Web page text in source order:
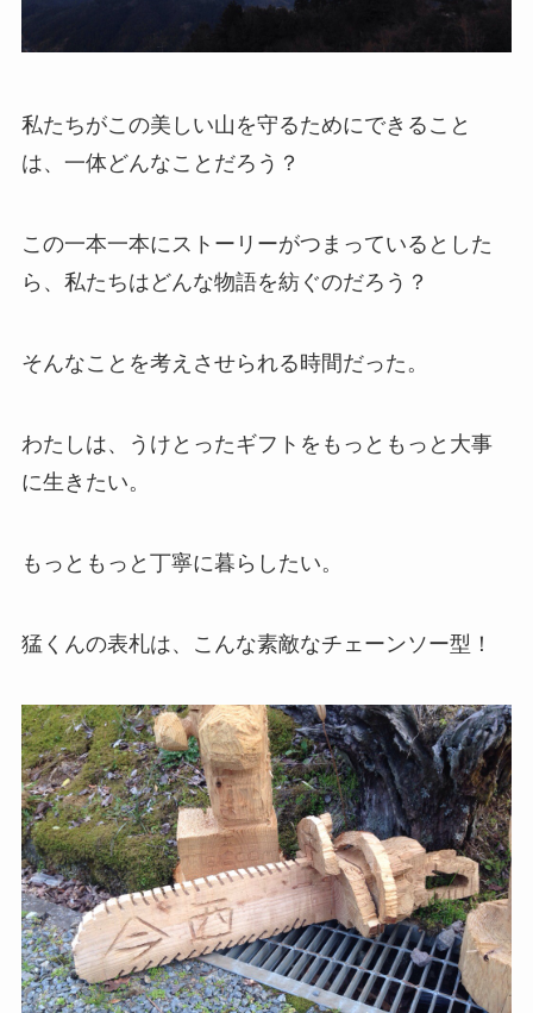
私たちがこの美しい山を守るためにできること
は、一体どんなことだろう？
この一本一本にストーリーがつまっているとした
ら、私たちはどんな物語を紡ぐのだろう？
そんなことを考えさせられる時間だった。
わたしは、うけとったギフトをもっともっと大事
に生きたい。
もっともっと丁寧に暮らしたい。
猛くんの表札は、こんな素敵なチェーンソー型！